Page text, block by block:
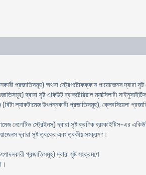
প্রজাতিসমূহ) অথবা স্ট্রেপটোকক্কাস পায়োজেনস দ্বারা সৃষ্ট
দ্বারা সৃষ্ট একিউট ব্যাকটেরিয়াল ম্যাক্সিলারী
ল্যাকটামেজ উৎপন্নকারী প্রজাতিসমূহ), ক্লেবসিয়েলা
নেগেটিভ স্ট্রেইনস) দ্বারা সৃষ্ট ক্রণিক ব্রংকাইটিস-এর
দ্বারা সৃষ্ট ত্বকের এবং ত্বকীয় সংক্রমণ।
প্রজাতিসমূহ) দ্বারা সৃষ্ট সংক্রমণে